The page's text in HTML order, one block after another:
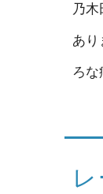
乃木
あり
ろな